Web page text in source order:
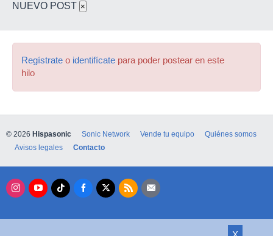
NUEVO POST ×
Regístrate o identifícate para poder postear en este
hilo
© 2026 Hispasonic Sonic Network Vende tu equipo
Quiénes somos
Avisos legales
Contacto